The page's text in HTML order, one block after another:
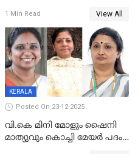
മരണത്തിന് കീഴടങ്ങി
1 Min Read View All
KERALA
Posted On 23-12-2025
വി.കെ മിനി മോളും ഷൈനി
മാത്യുവും കൊച്ചി മേയർ പദം